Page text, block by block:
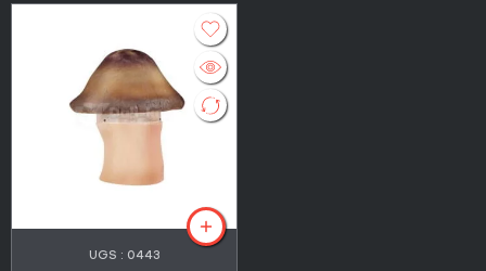
UGS : 0443